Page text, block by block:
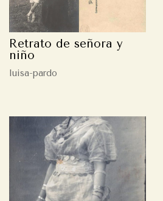
Retrato de señora y
niño
luisa-pardo